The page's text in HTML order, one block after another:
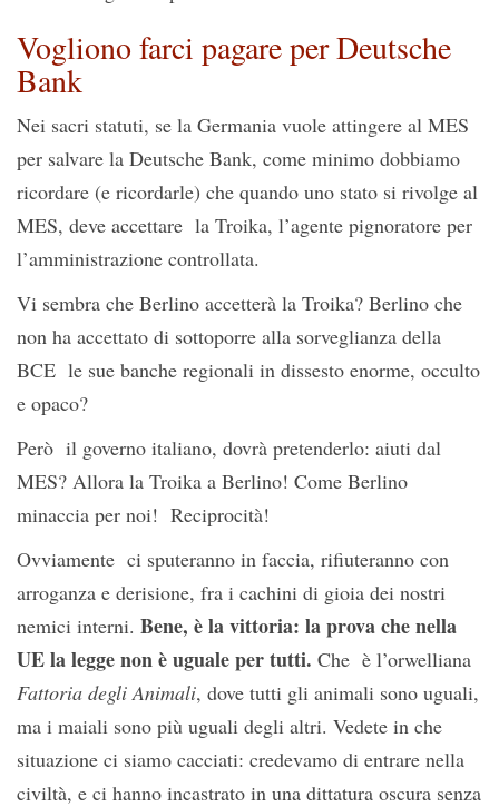
Vogliono farci pagare per Deutsche
Bank
Nei sacri statuti, se la Germania vuole attingere al MES
per salvare la Deutsche Bank, come minimo dobbiamo
ricordare (e ricordarle) che quando uno stato si rivolge al
MES, deve accettare la Troika, l’agente pignoratore per
l’amministrazione controllata.
Vi sembra che Berlino accetterà la Troika? Berlino che
non ha accettato di sottoporre alla sorveglianza della
BCE le sue banche regionali in dissesto enorme, occulto
e opaco?
Però il governo italiano, dovrà pretenderlo: aiuti dal
MES? Allora la Troika a Berlino! Come Berlino
minaccia per noi! Reciprocità!
Ovviamente ci sputeranno in faccia, rifiuteranno con
arroganza e derisione, fra i cachini di gioia dei nostri
nemici interni. Bene, è la vittoria: la prova che nella
UE la legge non è uguale per tutti. Che è l’orwelliana
Fattoria degli Animali, dove tutti gli animali sono uguali,
ma i maiali sono più uguali degli altri. Vedete in che
situazione ci siamo cacciati: credevamo di entrare nella
civiltà, e ci hanno incastrato in una dittatura oscura senza